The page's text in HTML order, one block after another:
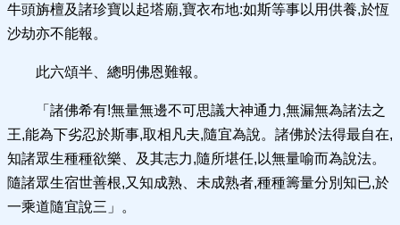
牛頭旃檀及諸珍寶以起塔廟,寶衣布地:如斯等事以用供養,於恆
沙劫亦不能報。
此六頌半、總明佛恩難報。
「諸佛希有!無量無邊不可思議大神通力,無漏無為諸法之
王,能為下劣忍於斯事,取相凡夫,隨宜為說。諸佛於法得最自在,
知諸眾生種種欲樂、及其志力,隨所堪任,以無量喻而為說法。
隨諸眾生宿世善根,又知成熟、未成熟者,種種籌量分別知已,於
一乘道隨宜說三」。